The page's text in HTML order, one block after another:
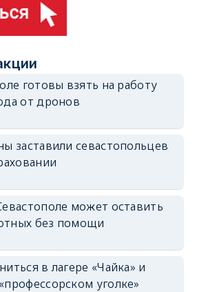
готовы взять на работу
от дронов
заставили севастопольцев
может оставить
без помощи
в лагере «Чайка» и
уголке»